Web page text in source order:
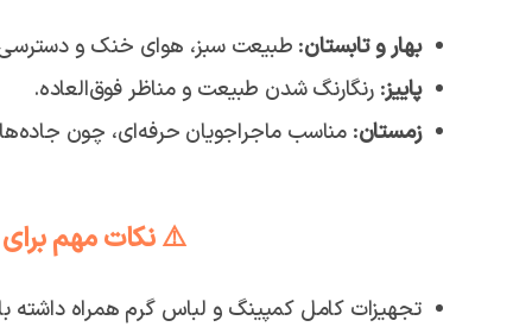
بهار و تابستان: طبیعت سبز، هوای خنک و دسترسی
پاییز: رنگارنگ شدن طبیعت و مناظر فوق‌العاده.
زمستان: مناسب ماجراجویان حرفه‌ای، چون
⚠️ نکات مهم برای
تجهیزات کامل کمپینگ و لباس گرم همراه داشته